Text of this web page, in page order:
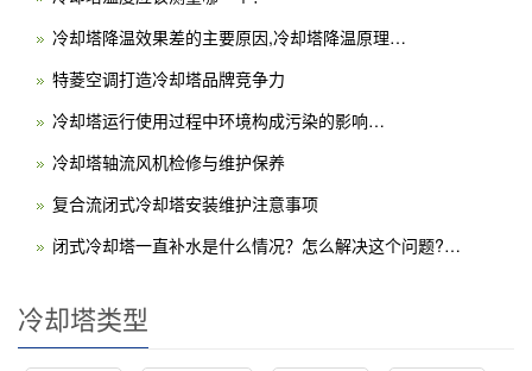
冷却塔降温效果差的主要原因,冷却塔降温原理…
特菱空调打造冷却塔品牌竞争力
冷却塔运行使用过程中环境构成污染的影响…
冷却塔轴流风机检修与维护保养
复合流闭式冷却塔安装维护注意事项
闭式冷却塔一直补水是什么情况？怎么解决这个问题?…
冷却塔类型